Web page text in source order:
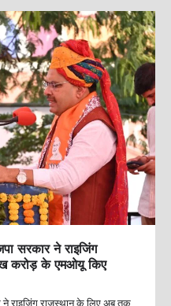
सरकार ने राइजिंग
करोड़ के एमओयू किए
राइजिंग राजस्थान के लिए अब तक